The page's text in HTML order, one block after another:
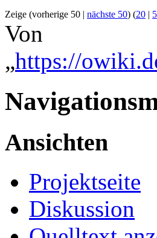
Zeige (vorherige 50 | nächste 50) (20 |
Von
„https://
Ansichten
Projektseite
Diskussion